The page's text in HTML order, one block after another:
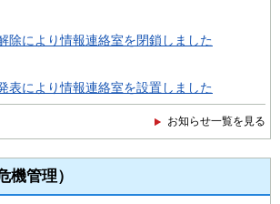
除により情報連絡室を閉鎖しました
表により情報連絡室を設置しました
お知らせ一覧を見る
機管理）